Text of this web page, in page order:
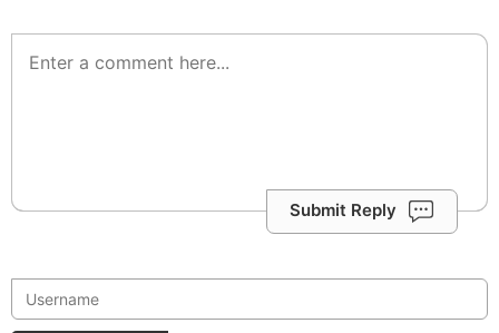
Submit Reply